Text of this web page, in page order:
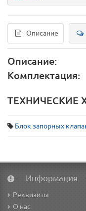
Описание
Описание:
Комплектация:
ТЕХНИЧЕСКИЕ
Блок запорных
Информация
Реквизиты
О нас